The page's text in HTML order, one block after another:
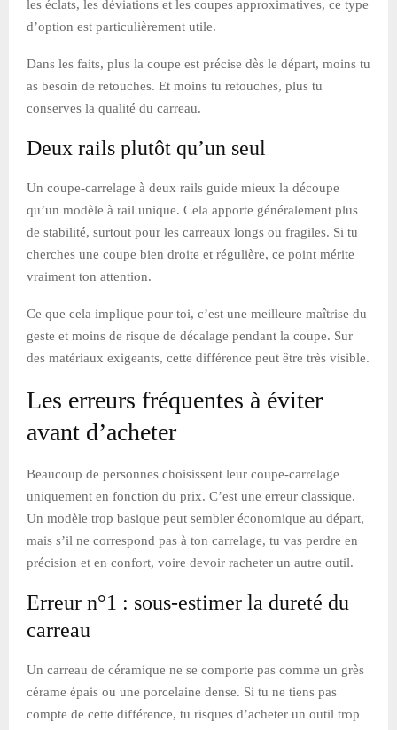
les éclats, les déviations et les coupes approximatives, ce type
d’option est particulièrement utile.
Dans les faits, plus la coupe est précise dès le départ, moins tu
as besoin de retouches. Et moins tu retouches, plus tu
conserves la qualité du carreau.
Deux rails plutôt qu’un seul
Un coupe-carrelage à deux rails guide mieux la découpe
qu’un modèle à rail unique. Cela apporte généralement plus
de stabilité, surtout pour les carreaux longs ou fragiles. Si tu
cherches une coupe bien droite et régulière, ce point mérite
vraiment ton attention.
Ce que cela implique pour toi, c’est une meilleure maîtrise du
geste et moins de risque de décalage pendant la coupe. Sur
des matériaux exigeants, cette différence peut être très visible.
Les erreurs fréquentes à éviter
avant d’acheter
Beaucoup de personnes choisissent leur coupe-carrelage
uniquement en fonction du prix. C’est une erreur classique.
Un modèle trop basique peut sembler économique au départ,
mais s’il ne correspond pas à ton carrelage, tu vas perdre en
précision et en confort, voire devoir racheter un autre outil.
Erreur n°1 : sous-estimer la dureté du
carreau
Un carreau de céramique ne se comporte pas comme un grès
cérame épais ou une porcelaine dense. Si tu ne tiens pas
compte de cette différence, tu risques d’acheter un outil trop